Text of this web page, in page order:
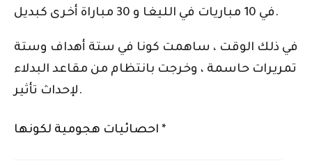
في 10 مباريات في الليغا و 30 مباراة أخرى كبديل.
في ذلك الوقت ، ساهمت كونا في ستة أهداف وستة
تمريرات حاسمة ، وخرجت بانتظام من مقاعد البدلاء
لإحداث تأثير.
احصائيات هجومية لكونها *